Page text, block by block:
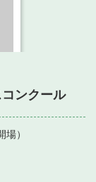
ンクール
場）